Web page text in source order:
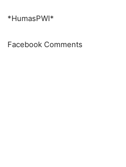
*HumasPWI*
Facebook Comments